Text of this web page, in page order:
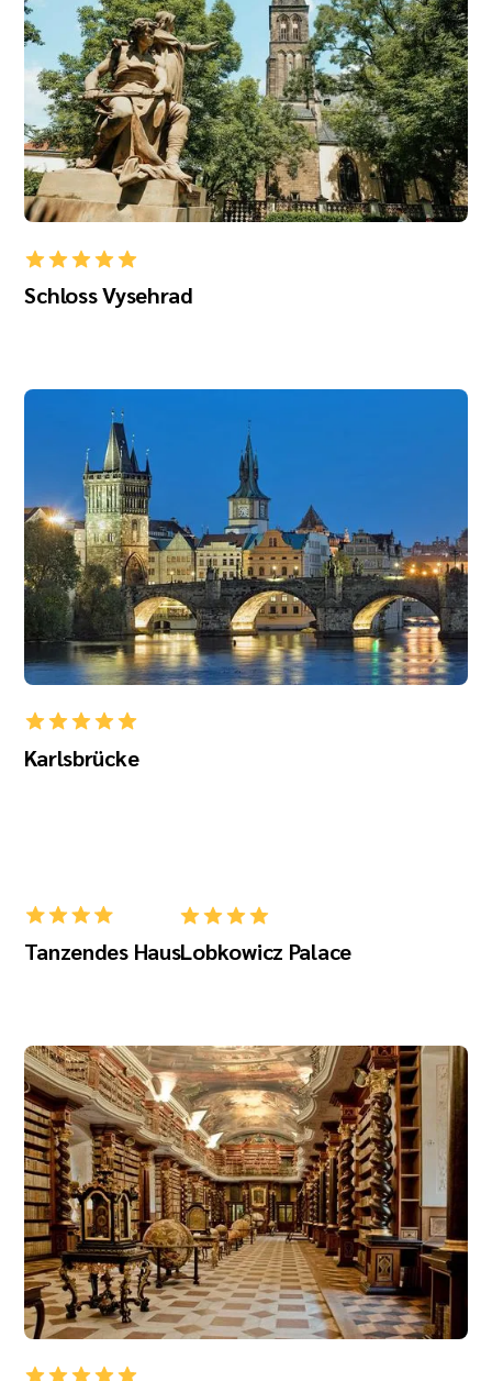
Schloss Vysehrad
Karlsbrücke
Tanzendes HausLobkowicz Palace